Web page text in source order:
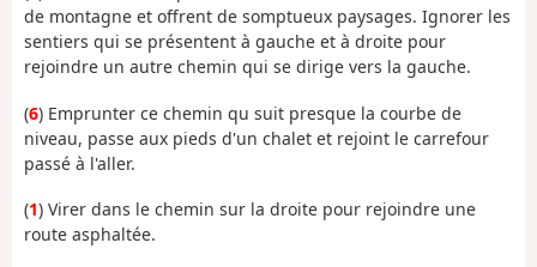
de montagne et offrent de somptueux paysages. Ignorer les
sentiers qui se présentent à gauche et à droite pour
rejoindre un autre chemin qui se dirige vers la gauche.
(6) Emprunter ce chemin qu suit presque la courbe de
niveau, passe aux pieds d'un chalet et rejoint le carrefour
passé à l'aller.
(1) Virer dans le chemin sur la droite pour rejoindre une
route asphaltée.